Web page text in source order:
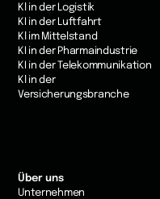
Kl in der Logistik
KI in der Luftfahrt
Kl im Mittelstand
KI in der Pharmaindustrie
KI in der Telekommunikation
Kl in der
Versicherungsbranche
Über uns
Unternehmen